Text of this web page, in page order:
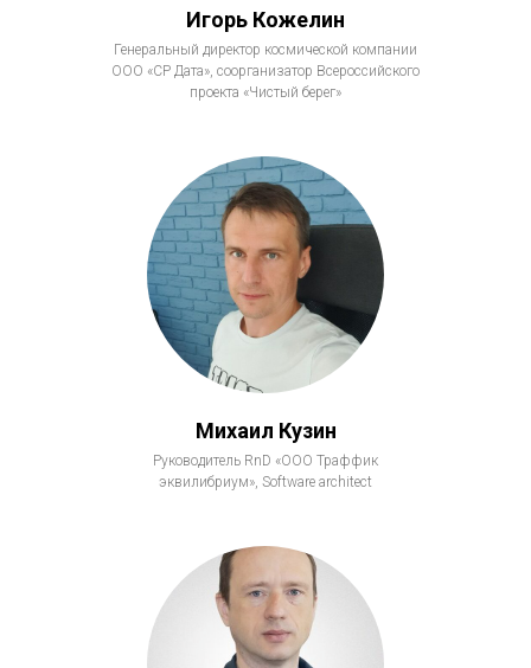
Игорь Кожелин
Генеральный директор космической компании
ООО «СР Дата», соорганизатор Всероссийского
проекта «Чистый берег»
Михаил Кузин
Руководитель RnD «ООО Траффик
эквилибриум», Software architect